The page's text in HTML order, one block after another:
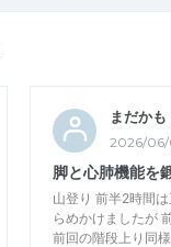
まだかも
2026/06/
脚と心肺機能を
山登り 前半2時間
らめかけましたが
前回の階段上り同